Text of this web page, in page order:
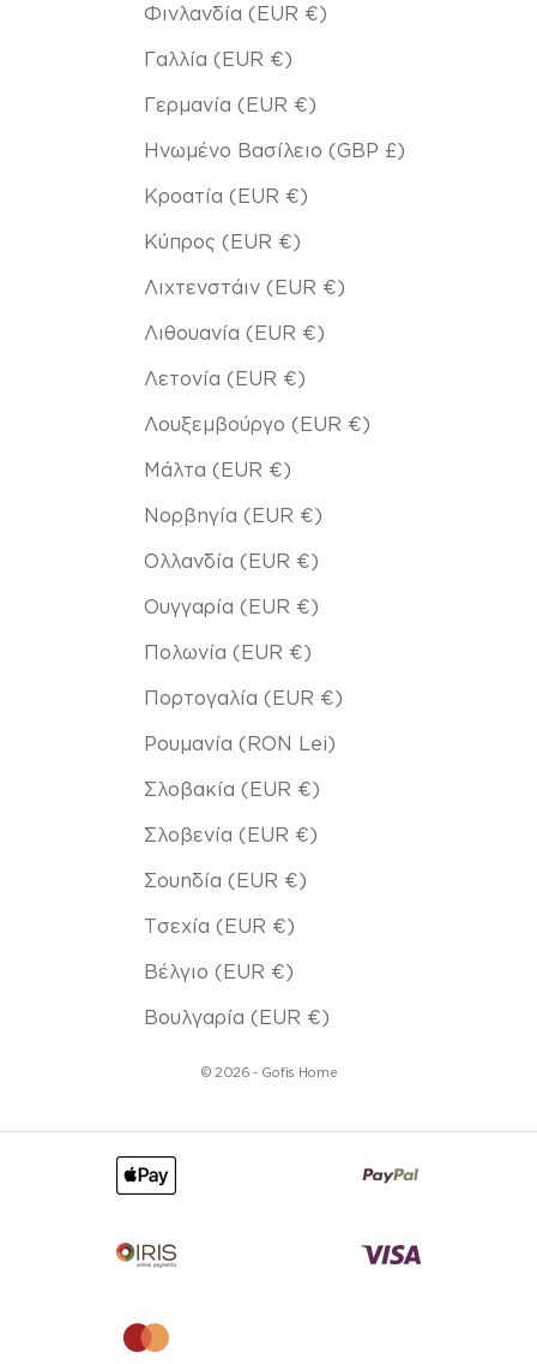
Φινλανδία (EUR €)
Γαλλία (EUR €)
Γερμανία (EUR €)
Ηνωμένο Βασίλειο (GBP £)
Κροατία (EUR €)
Κύπρος (EUR €)
Λιχτενστάιν (EUR €)
Λιθουανία (EUR €)
Λετονία (EUR €)
Λουξεμβούργο (EUR €)
Μάλτα (EUR €)
Νορβηγία (EUR €)
Ολλανδία (EUR €)
Ουγγαρία (EUR €)
Πολωνία (EUR €)
Πορτογαλία (EUR €)
Ρουμανία (RON Lei)
Σλοβακία (EUR €)
Σλοβενία (EUR €)
Σουηδία (EUR €)
Τσεχία (EUR €)
Βέλγιο (EUR €)
Βουλγαρία (EUR €)
© 2026 - Gofis Home